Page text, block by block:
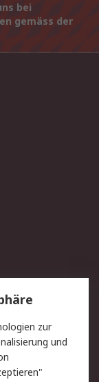
bei
gemäss der
zur
und